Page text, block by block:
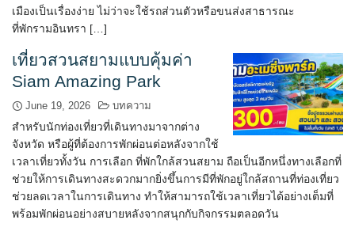
เมืองเป็นเรื่องง่าย ไม่ว่าจะใช้รถส่วนตัวหรือขนส่งสาธารณะ
ที่พักรามอินทรา […]
เที่ยวสวนสยามแบบคุ้มค่า
Siam Amazing Park
June 19, 2026 บทความ
สำหรับนักท่องเที่ยวที่เดินทางมาจากต่าง
จังหวัด หรือผู้ที่ต้องการพักผ่อนต่อหลังจากใช้
เวลาเที่ยวทั้งวัน การเลือก ที่พักใกล้สวนสยาม ถือเป็นอีกหนึ่งทางเลือกที่
ช่วยให้การเดินทางสะดวกมากยิ่งขึ้นการมีที่พักอยู่ใกล้สถานที่ท่องเที่ยว
ช่วยลดเวลาในการเดินทาง ทำให้สามารถใช้เวลาเที่ยวได้อย่างเต็มที่
พร้อมพักผ่อนอย่างสบายหลังจากสนุกกับกิจกรรมตลอดวัน